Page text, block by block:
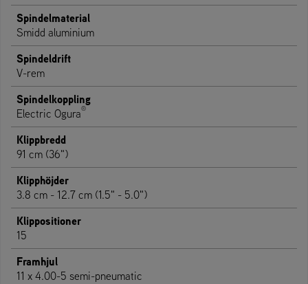
Spindelmaterial
Smidd aluminium
Spindeldrift
V-rem
Spindelkoppling
Electric Ogura®
Klippbredd
91 cm (36")
Klipphöjder
3.8 cm - 12.7 cm (1.5" - 5.0")
Klippositioner
15
Framhjul
11 x 4.00-5 semi-pneumatic